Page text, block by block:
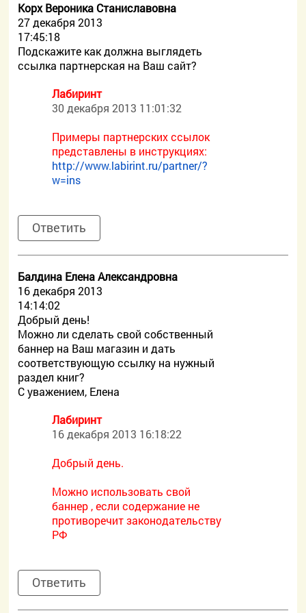
Корх Вероника Станиславовна
27 декабря 2013
17:45:18
Подскажите как должна выглядеть
ссылка партнерская на Ваш сайт?
Лабиринт
30 декабря 2013 11:01:32
Примеры партнерских ссылок
представлены в инструкциях:
http://www.labirint.ru/partner/?
w=ins
Ответить
Балдина Елена Александровна
16 декабря 2013
14:14:02
Добрый день!
Можно ли сделать свой собственный
баннер на Ваш магазин и дать
соответствующую ссылку на нужный
раздел книг?
С уважением, Елена
Лабиринт
16 декабря 2013 16:18:22
Добрый день.
Можно использовать свой
баннер , если содержание не
противоречит законодательству
РФ
Ответить